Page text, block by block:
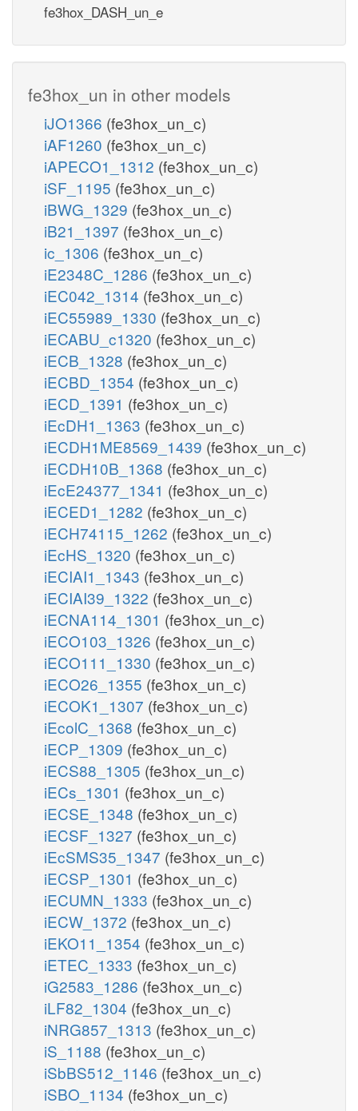
fe3hox_DASH_un_e
fe3hox_un in other models
iJO1366 (fe3hox_un_c)
iAF1260 (fe3hox_un_c)
iAPECO1_1312 (fe3hox_un_c)
iSF_1195 (fe3hox_un_c)
iBWG_1329 (fe3hox_un_c)
iB21_1397 (fe3hox_un_c)
ic_1306 (fe3hox_un_c)
iE2348C_1286 (fe3hox_un_c)
iEC042_1314 (fe3hox_un_c)
iEC55989_1330 (fe3hox_un_c)
iECABU_c1320 (fe3hox_un_c)
iECB_1328 (fe3hox_un_c)
iECBD_1354 (fe3hox_un_c)
iECD_1391 (fe3hox_un_c)
iEcDH1_1363 (fe3hox_un_c)
iECDH1ME8569_1439 (fe3hox_un_c)
iECDH10B_1368 (fe3hox_un_c)
iEcE24377_1341 (fe3hox_un_c)
iECED1_1282 (fe3hox_un_c)
iECH74115_1262 (fe3hox_un_c)
iEcHS_1320 (fe3hox_un_c)
iECIAI1_1343 (fe3hox_un_c)
iECIAI39_1322 (fe3hox_un_c)
iECNA114_1301 (fe3hox_un_c)
iECO103_1326 (fe3hox_un_c)
iECO111_1330 (fe3hox_un_c)
iECO26_1355 (fe3hox_un_c)
iECOK1_1307 (fe3hox_un_c)
iEcolC_1368 (fe3hox_un_c)
iECP_1309 (fe3hox_un_c)
iECS88_1305 (fe3hox_un_c)
iECs_1301 (fe3hox_un_c)
iECSE_1348 (fe3hox_un_c)
iECSF_1327 (fe3hox_un_c)
iEcSMS35_1347 (fe3hox_un_c)
iECSP_1301 (fe3hox_un_c)
iECUMN_1333 (fe3hox_un_c)
iECW_1372 (fe3hox_un_c)
iEKO11_1354 (fe3hox_un_c)
iETEC_1333 (fe3hox_un_c)
iG2583_1286 (fe3hox_un_c)
iLF82_1304 (fe3hox_un_c)
iNRG857_1313 (fe3hox_un_c)
iS_1188 (fe3hox_un_c)
iSbBS512_1146 (fe3hox_un_c)
iSBO_1134 (fe3hox_un_c)